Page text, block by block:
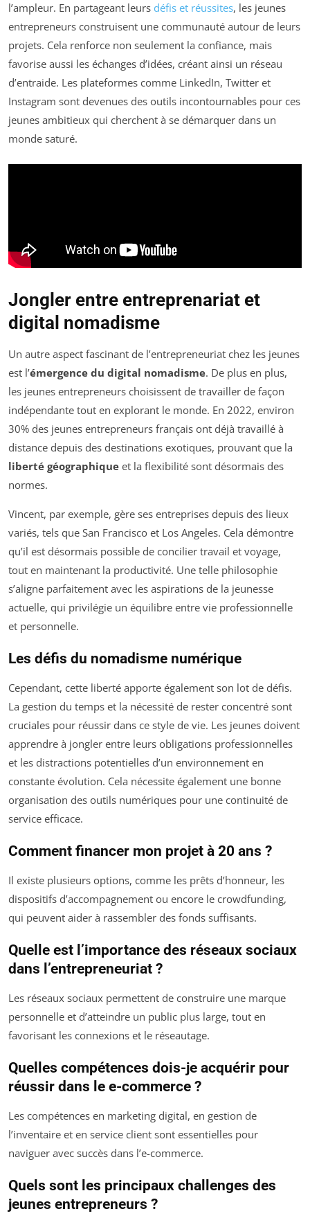
l’ampleur. En partageant leurs défis et réussites, les jeunes
entrepreneurs construisent une communauté autour de leurs
projets. Cela renforce non seulement la confiance, mais
favorise aussi les échanges d’idées, créant ainsi un réseau
d’entraide. Les plateformes comme LinkedIn, Twitter et
Instagram sont devenues des outils incontournables pour ces
jeunes ambitieux qui cherchent à se démarquer dans un
monde saturé.
Jongler entre entreprenariat et
digital nomadisme
Un autre aspect fascinant de l’entrepreneuriat chez les jeunes
est l’émergence du digital nomadisme. De plus en plus,
les jeunes entrepreneurs choisissent de travailler de façon
indépendante tout en explorant le monde. En 2022, environ
30% des jeunes entrepreneurs français ont déjà travaillé à
distance depuis des destinations exotiques, prouvant que la
liberté géographique et la flexibilité sont désormais des
normes.
Vincent, par exemple, gère ses entreprises depuis des lieux
variés, tels que San Francisco et Los Angeles. Cela démontre
qu’il est désormais possible de concilier travail et voyage,
tout en maintenant la productivité. Une telle philosophie
s’aligne parfaitement avec les aspirations de la jeunesse
actuelle, qui privilégie un équilibre entre vie professionnelle
et personnelle.
Les défis du nomadisme numérique
Cependant, cette liberté apporte également son lot de défis.
La gestion du temps et la nécessité de rester concentré sont
cruciales pour réussir dans ce style de vie. Les jeunes doivent
apprendre à jongler entre leurs obligations professionnelles
et les distractions potentielles d’un environnement en
constante évolution. Cela nécessite également une bonne
organisation des outils numériques pour une continuité de
service efficace.
Comment financer mon projet à 20 ans ?
Il existe plusieurs options, comme les prêts d’honneur, les
dispositifs d’accompagnement ou encore le crowdfunding,
qui peuvent aider à rassembler des fonds suffisants.
Quelle est l’importance des réseaux sociaux
dans l’entrepreneuriat ?
Les réseaux sociaux permettent de construire une marque
personnelle et d’atteindre un public plus large, tout en
favorisant les connexions et le réseautage.
Quelles compétences dois-je acquérir pour
réussir dans le e-commerce ?
Les compétences en marketing digital, en gestion de
l’inventaire et en service client sont essentielles pour
naviguer avec succès dans l’e-commerce.
Quels sont les principaux challenges des
jeunes entrepreneurs ?